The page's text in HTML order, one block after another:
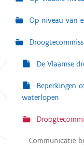
g
a
Op niveau van
De Vlaamse
Beperkingen
waterlopen
Communicatie